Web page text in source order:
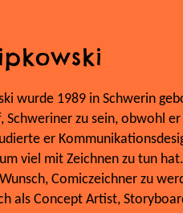
wurde 1989 in Schwerin
Schweriner zu sein, obwohl
er
viel mit Zeichnen zu tun
Comiczeichner zu
als Concept Artist,